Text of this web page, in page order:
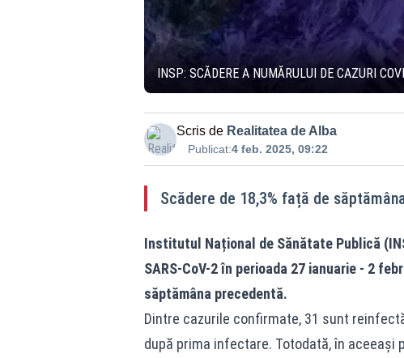
INSP: SCĂDERE A NUMĂRULUI DE CAZURI
Scris de Realitatea de Alba
Publicat:4 feb. 2025, 09:22
Scădere de 18,3% față de
Institutul Național de Sănătate Publică
SARS-CoV-2 în perioada 27 ianuarie - 2
săptămâna precedentă.
Dintre cazurile confirmate, 31 sunt
după prima infectare. Totodată, în